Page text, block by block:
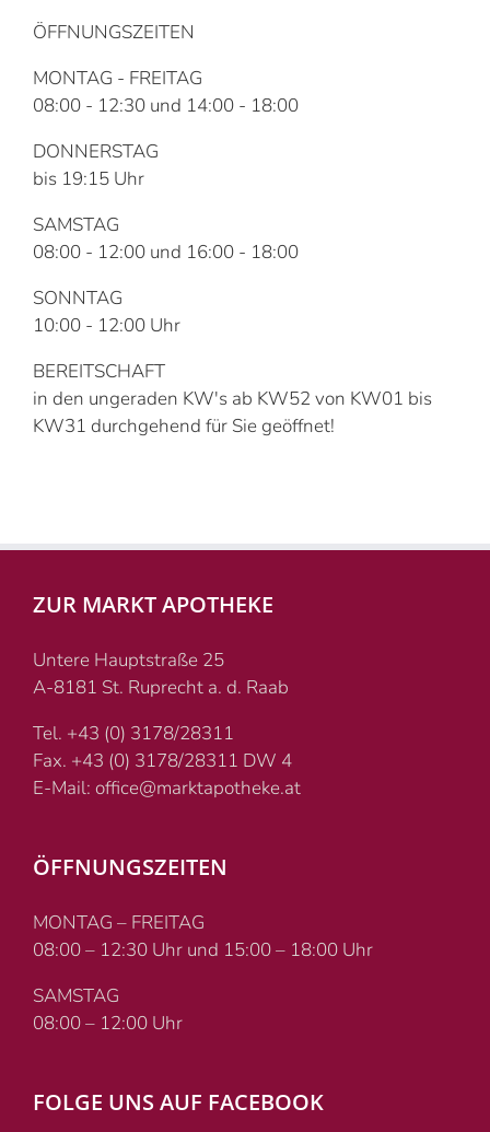
ÖFFNUNGSZEITEN
MONTAG - FREITAG
08:00 - 12:30 und 14:00 - 18:00
DONNERSTAG
bis 19:15 Uhr
SAMSTAG
08:00 - 12:00 und 16:00 - 18:00
SONNTAG
10:00 - 12:00 Uhr
BEREITSCHAFT
in den ungeraden KW's ab KW52 von KW01 bis
KW31 durchgehend für Sie geöffnet!
ZUR MARKT APOTHEKE
Untere Hauptstraße 25
A-8181 St. Ruprecht a. d. Raab
Tel. +43 (0) 3178/28311
Fax. +43 (0) 3178/28311 DW 4
E-Mail: office@marktapotheke.at
ÖFFNUNGSZEITEN
MONTAG – FREITAG
08:00 – 12:30 Uhr und 15:00 – 18:00 Uhr
SAMSTAG
08:00 – 12:00 Uhr
FOLGE UNS AUF FACEBOOK